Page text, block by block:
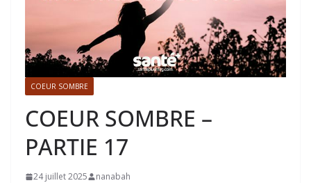
COEUR SOMBRE
COEUR SOMBRE –
PARTIE 17
24 juillet 2025 nanabah